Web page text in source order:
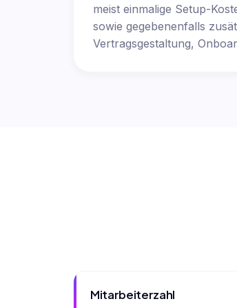
meist einmalige Setup-
sowie gegebenenfalls
Vertragsgestaltung,
Mitarbeiterzahl